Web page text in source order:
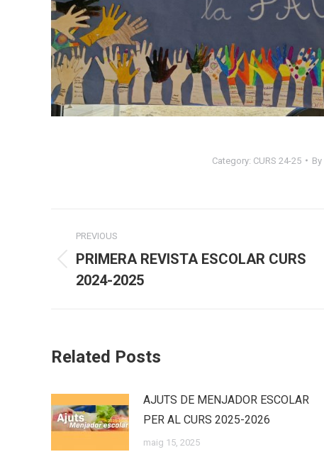
Category: CURS 24-25 By
navigation
PREVIOUS
Previous
post:
PRIMERA REVISTA ESCOLAR CURS
2024-2025
Related Posts
AJUTS DE MENJADOR ESCOLAR
PER AL CURS 2025-2026
maig 15, 2025